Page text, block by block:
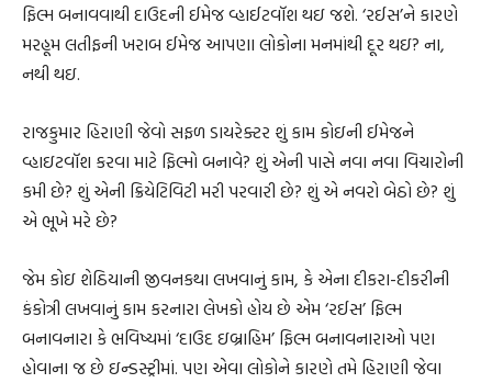
ફિલ્મ બનાવવાથી દાઉદની ઈમેજ વ્હાઈટવૉશ થઇ જશે. ‘રઈસ’ને કારણે
મરહૂમ લતીફની ખરાબ ઈમેજ આપણા લોકોના મનમાંથી દૂર થઇ? ના,
નથી થઇ.
રાજકુમાર હિરાણી જેવો સફળ ડાયરેક્‍ટર શું કામ કોઇની ઈમેજને
વ્હાઇટવૉશ કરવા માટે ફિલ્મો બનાવે? શું એની પાસે નવા નવા વિચારોની
કમી છે? શું એની ક્રિયેટિવિટી મરી પરવારી છે? શું એ નવરો બેઠો છે? શું
એ ભૂખે મરે છે?
જેમ કોઇ શેઠિયાની જીવનકથા લખવાનું કામ, કે એના દીકરા-દીકરીની
કંકોત્રી લખવાનું કામ કરનારા લેખકો હોય છે એમ ‘રઈસ’ ફિલ્મ
બનાવનારા કે ભવિષ્યમાં ‘દાઉદ ઇબ્રાહિમ’ ફિલ્મ બનાવનારાઓ પણ
હોવાના જ છે ઇન્ડસ્ટ્રીમાં. પણ એવા લોકોને કારણે તમે હિરાણી જેવા